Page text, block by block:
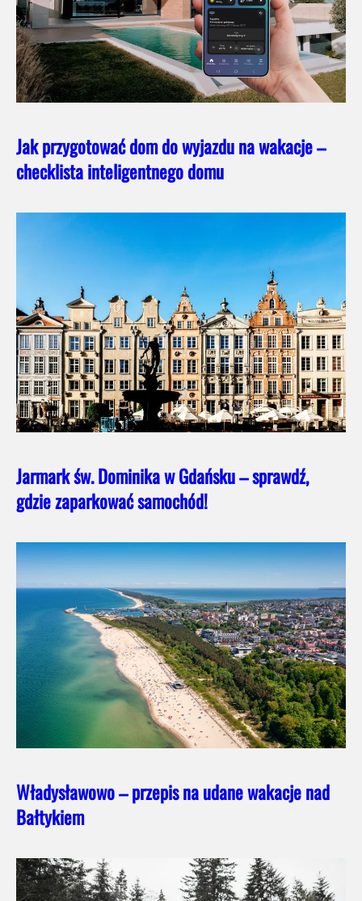
Jak przygotować dom do wyjazdu na wakacje –
checklista inteligentnego domu
Jarmark św. Dominika w Gdańsku – sprawdź,
gdzie zaparkować samochód!
Władysławowo – przepis na udane wakacje nad
Bałtykiem